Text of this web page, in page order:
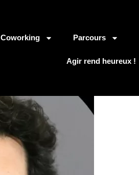
Coworking Parcours
Agir rend heureux !